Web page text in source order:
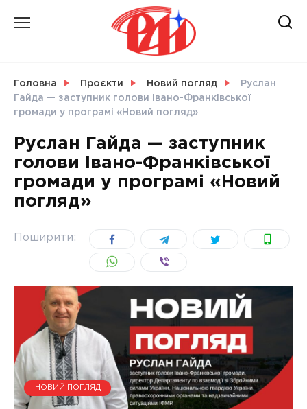
СВІТ
УКРАЇНА
Головна Проєкти Новий погляд
Руслан
Гайда — заступник голови Івано-Франківської
громади у програмі «Новий погляд»
Руслан Гайда — заступник
голови Івано-Франківської
громади у програмі «Новий
погляд»
Поширити:
НОВИЙ ПОГЛЯД